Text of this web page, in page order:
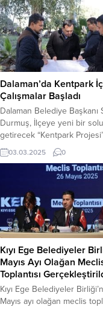
çalışmalarına devam eden
Büyükşehir Belediyesi,
memurları ve zabıtalarla
ilçede kaçak hafriyatın
için eş zamanlı denetimler
gerçekleştirdi. İl genelinde
hafriyat firması ve şahıs
1870 araca...
Dalaman’da Kentpark
Çalışmalar Başladı
Dalaman Belediye Başkanı
Durmuş, İlçeye yeni bir
getirecek “Kentpark
çalışmalara başladı.
cazibesini arttıracak, İlçede
vatandaşların ailecek keyifli
geçirip dinlenebileceği, spor
yapabileceği Kentpark
yapımı için çalışmalar
Hürriyet Mahallesi’nde
Emniyet Müdürlüğü
Dalaman Belediye Başkanı
Durmuş,...
03.03.2025 0
Kıyı Ege Belediyeler
Mayıs Ayı Olağan
Toplantısı
Kıyı Ege Belediyeler
Mayıs ayı olağan meclis